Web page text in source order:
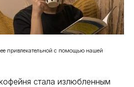
привлекательной с помощью нашей
стала излюбленным